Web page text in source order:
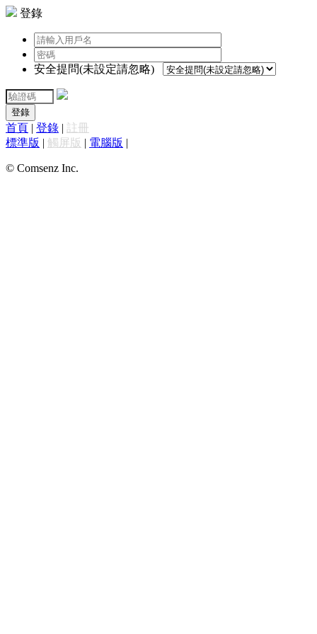
登錄
安全提問(未設定請忽略)
登錄
首頁 | 登錄 | 註冊
標準版 | 觸屏版 | 電腦版 |
© Comsenz Inc.